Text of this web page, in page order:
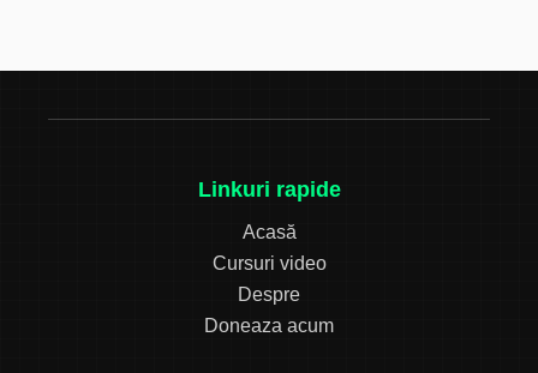
Linkuri rapide
Acasă
Cursuri video
Despre
Doneaza acum